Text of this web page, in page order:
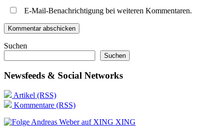
E-Mail-Benachrichtigung bei weiteren Kommentaren.
Suchen
Suchen
Newsfeeds & Social Networks
Artikel (RSS)
Kommentare (RSS)
XING